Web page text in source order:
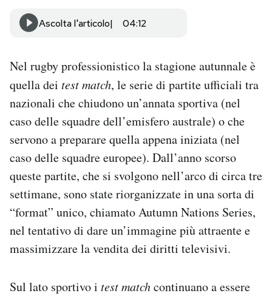
Area Personale
Newsletter
Notifiche mobile
Regala il Post
Hai bisogno di aiuto?
Esci
Ascolta l'articolo 04:12
Nel rugby professionistico la stagione autunnale è
quella dei test match, le serie di partite ufficiali tra
nazionali che chiudono un’annata sportiva (nel
caso delle squadre dell’emisfero australe) o che
servono a preparare quella appena iniziata (nel
caso delle squadre europee). Dall’anno scorso
queste partite, che si svolgono nell’arco di circa tre
settimane, sono state riorganizzate in una sorta di
“format” unico, chiamato Autumn Nations Series,
nel tentativo di dare un’immagine più attraente e
massimizzare la vendita dei diritti televisivi.
Sul lato sportivo i test matchcontinuano a essere